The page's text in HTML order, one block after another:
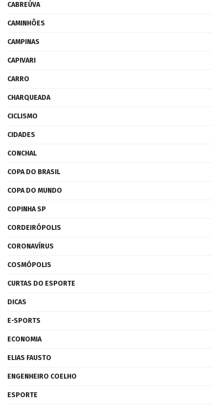
CABREÚVA
CAMINHÕES
CAMPINAS
CAPIVARI
CARRO
CHARQUEADA
CICLISMO
CIDADES
CONCHAL
COPA DO BRASIL
COPA DO MUNDO
COPINHA SP
CORDEIRÓPOLIS
CORONAVÍRUS
COSMÓPOLIS
CURTAS DO ESPORTE
DICAS
E-SPORTS
ECONOMIA
ELIAS FAUSTO
ENGENHEIRO COELHO
ESPORTE